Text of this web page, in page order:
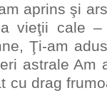
aprins şi
vieţii cale
Ţi-am
astrale Am
cu drag